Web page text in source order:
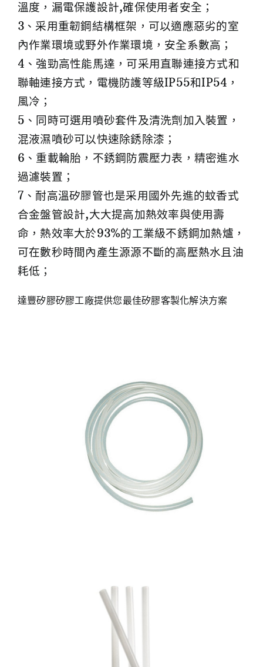
溫度，漏電保護設計,確保使用者安全；
3、采用重韌鋼結構框架，可以適應惡劣的室
內作業環境或野外作業環境，安全系數高；
4、強勁高性能馬達，可采用直聯連接方式和
聯軸連接方式，電機防護等級IP55和IP54，
風冷；
5、同時可選用噴砂套件及清洗劑加入裝置，
混液濕噴砂可以快速除銹除漆；
6、重載輪胎，不銹鋼防震壓力表，精密進水
過濾裝置；
7、耐高溫矽膠管也是采用國外先進的蚊香式
合金盤管設計,大大提高加熱效率與使用壽
命，熱效率大於93%的工業級不銹鋼加熱爐，
可在數秒時間內產生源源不斷的高壓熱水且油
耗低；
達豐矽膠矽膠工廠提供您最佳矽膠客製化解決方案